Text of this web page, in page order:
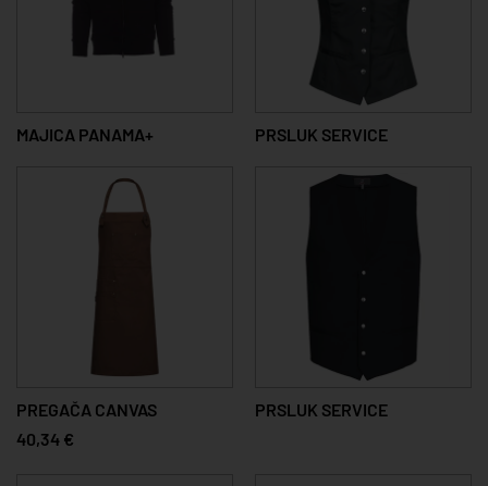
MAJICA PANAMA+ PRSLUK SERVICE
PREGAČA CANVAS
40,34 €
PRSLUK SERVICE